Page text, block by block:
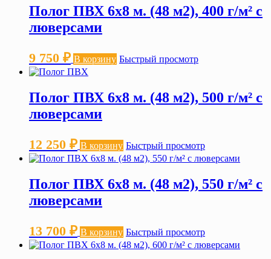
Полог ПВХ 6х8 м. (48 м2), 400 г/м² с
люверсами
9 750 ₽ В корзину Быстрый просмотр
Полог ПВХ 6х8 м. (48 м2), 500 г/м² с
люверсами
12 250 ₽ В корзину Быстрый просмотр
Полог ПВХ 6х8 м. (48 м2), 550 г/м² с
люверсами
13 700 ₽ В корзину Быстрый просмотр